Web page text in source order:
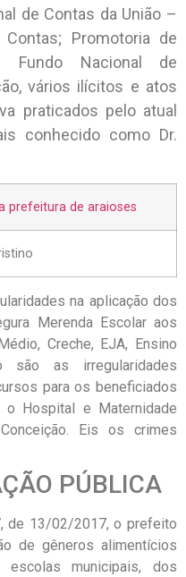
de Contas da União –
Promotoria de
Nacional de
vários ilícitos e atos
praticados pelo atual
conhecido como Dr.
na aplicação dos
Merenda Escolar aos
Creche, EJA, Ensino
são as irregularidades
para os beneficiados
Hospital e Maternidade
Eis os crimes
PÚBLICA
de 13/02/2017, o prefeito
de gêneros alimentícios
municipais, dos